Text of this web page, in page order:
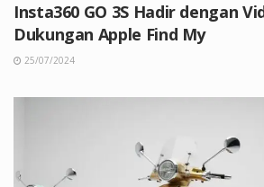
Insta360 GO 3S Hadir dengan
Dukungan Apple Find My
25/07/2024